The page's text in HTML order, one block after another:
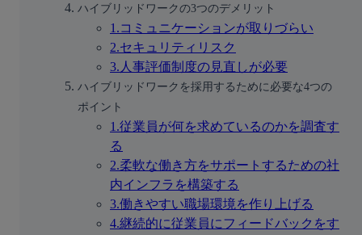
ハイブリッドワークの3つのデメリット
1.コミュニケーションが取りづらい
2.セキュリティリスク
3.人事評価制度の見直しが必要
ハイブリッドワークを採用するために必要な4つの
ポイント
1.従業員が何を求めているのかを調査す
る
2.柔軟な働き方をサポートするための社
内インフラを構築する
3.働きやすい職場環境を作り上げる
4.継続的に従業員にフィードバックをす